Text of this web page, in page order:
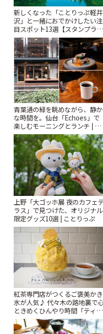
新しくなった「ことりっぷ軽井
沢」と一緒におでかけしたい注
目スポット13選【スタンプラリ
ー開催中】 | ことりっぷ
青葉通の緑を眺めながら、静か
な時間を。仙台「Echoes」で
楽しむモーニングとランチ | こ
とりっぷ
上野「大ゴッホ展 夜のカフェ
ラス」で見つけた、オリジナル
限定グッズ10選 | ことりっぷ
紅茶専門店がつくるご褒美かき
氷が人気♪ 代々木の路地裏で
ときめくひんやり時間「ティー
スイーツ ラボ コンテナート」 |
ことりっぷ